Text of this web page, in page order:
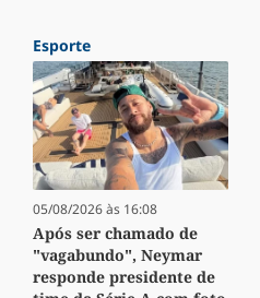
Esporte
05/08/2026 às 16:08
Após ser chamado de
"vagabundo", Neymar
responde presidente de